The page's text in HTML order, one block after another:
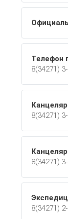
Телефон
8(34271)
8(34271)
8(34271)
8(34271)